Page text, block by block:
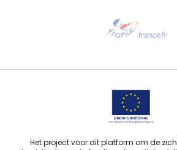
Stuur ons een e-mail
Het project voor dit platform om de